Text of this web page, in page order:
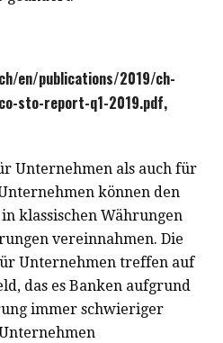
en/publications/2019/ch-
sto-report-q1-2019.pdf,
Unternehmen als auch für
können den
klassischen Währungen
vereinnahmen. Die
Unternehmen treffen auf
das es Banken aufgrund
immer schwieriger